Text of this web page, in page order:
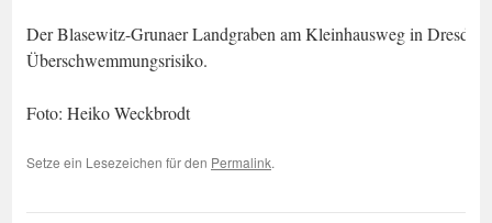
Der Blasewitz-Grunaer Landgraben am Kleinhausweg in
Überschwemmungsrisiko.
Foto: Heiko Weckbrodt
Setze ein Lesezeichen für den Permalink.